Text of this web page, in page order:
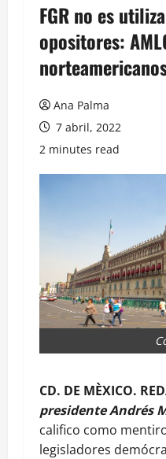
FGR no es
opositores:
Ana Palma
7 abril, 2022
2 minutes read
CD. DE MÈXICO.
presidente Andrés
califico como
legisladores